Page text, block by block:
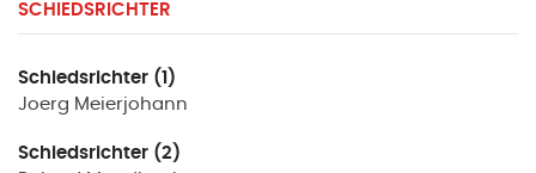
SCHIEDSRICHTER
Schiedsrichter (1)
Joerg Meierjohann
Schiedsrichter (2)